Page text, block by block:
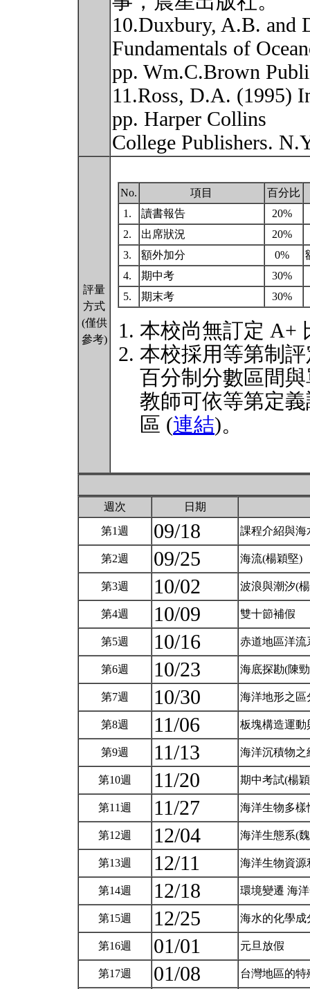
10.Duxbury, A.B. and
Fundamentals of
pp. Wm.C.Brown
11.Ross, D.A. (1995)
pp. Harper Collins
College Publishers.
評量
方式
(僅供
參考)
No. 項目
百分比
1.
讀書報告
20%
2.
出席狀況
20%
3.
額外加分 0%
4.
期中考
30%
5.
期末考 30%
本校尚無訂定 A+
本校採用等第制
百分制分數區間
教師可依等第定
區 (連結)。
週次 日期
第1週 09/18 課程介紹與
第2週 09/25 海流(楊穎堅)
第3週 10/02 波浪與潮汐(
第4週 10/09 雙十節補假
第5週 10/16 赤道地區洋
第6週 10/23 海底探勘(陳
第7週 10/30 海洋地形之
第8週 11/06 板塊構造運
第9週 11/13 海洋沉積物
第10週 11/20 期中考試(楊
第11週 11/27 海洋生物多
第12週 12/04 海洋生態系(
第13週 12/11 海洋生物資
第14週 12/18 環境變遷 海
第15週 12/25 海水的化學
第16週 01/01 元旦放假
第17週 01/08 台灣地區的